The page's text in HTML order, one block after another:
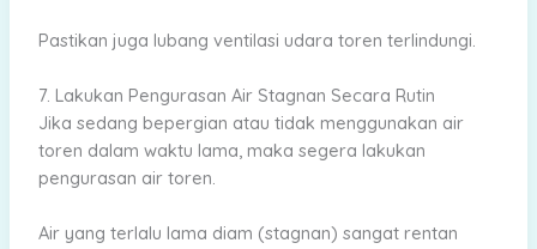
Pastikan juga lubang ventilasi udara toren terlindungi.
7. Lakukan Pengurasan Air Stagnan Secara Rutin
Jika sedang bepergian atau tidak menggunakan air
toren dalam waktu lama, maka segera lakukan
pengurasan air toren.
Air yang terlalu lama diam (stagnan) sangat rentan